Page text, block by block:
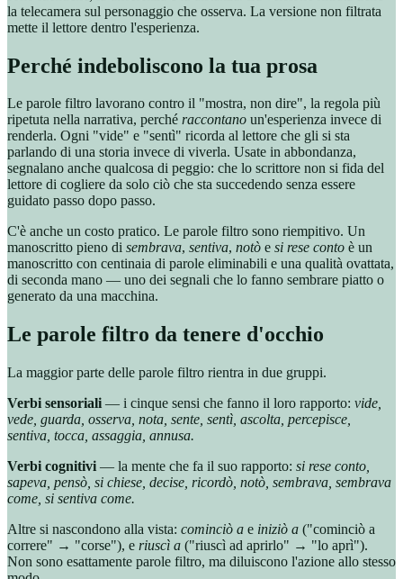
la telecamera sul personaggio che osserva. La versione non filtrata
mette il lettore dentro l'esperienza.
Perché indeboliscono la tua prosa
Le parole filtro lavorano contro il "mostra, non dire", la regola più
ripetuta nella narrativa, perché raccontano un'esperienza invece di
renderla. Ogni "vide" e "sentì" ricorda al lettore che gli si sta
parlando di una storia invece di viverla. Usate in abbondanza,
segnalano anche qualcosa di peggio: che lo scrittore non si fida del
lettore di cogliere da solo ciò che sta succedendo senza essere
guidato passo dopo passo.
C'è anche un costo pratico. Le parole filtro sono riempitivo. Un
manoscritto pieno di sembrava, sentiva, notò e si rese conto è un
manoscritto con centinaia di parole eliminabili e una qualità ovattata,
di seconda mano — uno dei segnali che lo fanno sembrare piatto o
generato da una macchina.
Le parole filtro da tenere d'occhio
La maggior parte delle parole filtro rientra in due gruppi.
Verbi sensoriali — i cinque sensi che fanno il loro rapporto: vide,
vede, guarda, osserva, nota, sente, sentì, ascolta, percepisce,
sentiva, tocca, assaggia, annusa.
Verbi cognitivi — la mente che fa il suo rapporto: si rese conto,
sapeva, pensò, si chiese, decise, ricordò, notò, sembrava, sembrava
come, si sentiva come.
Altre si nascondono alla vista: cominciò a e iniziò a ("cominciò a
correre" → "corse"), e riuscì a ("riuscì ad aprirlo" → "lo aprì").
Non sono esattamente parole filtro, ma diluiscono l'azione allo stesso